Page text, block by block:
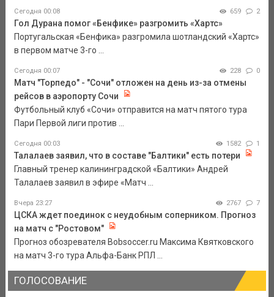
Сегодня 00:08 659 2
Гол Дурана помог «Бенфике» разгромить «Хартс»
Португальская «Бенфика» разгромила шотландский «Хартс»
в первом матче 3-го ...
Сегодня 00:07 228 0
Матч "Торпедо" - "Сочи" отложен на день из-за отмены
рейсов в аэропорту Сочи
Футбольный клуб «Сочи» отправится на матч пятого тура
Пари Первой лиги против ...
Сегодня 00:03 1582 1
Талалаев заявил, что в составе "Балтики" есть потери
Главный тренер калининградской «Балтики» Андрей
Талалаев заявил в эфире «Матч ...
Вчера 23:27 2767 7
ЦСКА ждет поединок с неудобным соперником. Прогноз
на матч с "Ростовом"
Прогноз обозревателя Bobsoccer.ru Максима Квятковского
на матч 3-го тура Альфа-Банк РПЛ ...
ГОЛОСОВАНИЕ